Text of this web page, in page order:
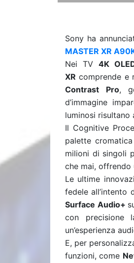
Sony ha
MASTER XR
Nei TV 4K
XR comprende e
Contrast
Pro,
d’immagine
luminosi
Il Cognitive
palette
milioni di singoli
che mai, offrendo
Le ultime
fedele all’intento
Surface Audio+
con precisione
un’esperienza
E, per
funzioni, come